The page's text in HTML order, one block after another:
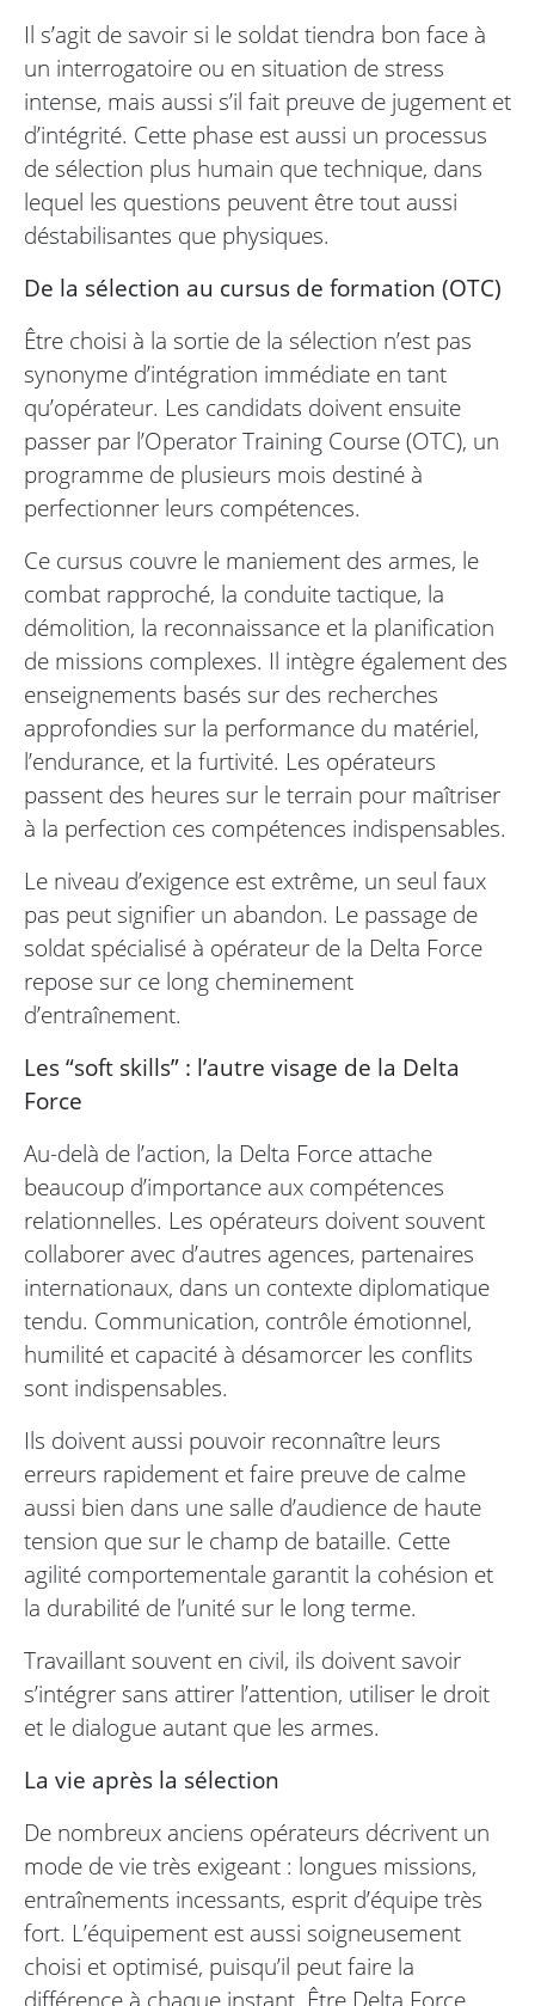
Il s’agit de savoir si le soldat tiendra bon face à
un interrogatoire ou en situation de stress
intense, mais aussi s’il fait preuve de jugement et
d’intégrité. Cette phase est aussi un processus
de sélection plus humain que technique, dans
lequel les questions peuvent être tout aussi
déstabilisantes que physiques.
De la sélection au cursus de formation (OTC)
Être choisi à la sortie de la sélection n’est pas
synonyme d’intégration immédiate en tant
qu’opérateur. Les candidats doivent ensuite
passer par l’Operator Training Course (OTC), un
programme de plusieurs mois destiné à
perfectionner leurs compétences.
Ce cursus couvre le maniement des armes, le
combat rapproché, la conduite tactique, la
démolition, la reconnaissance et la planification
de missions complexes. Il intègre également des
enseignements basés sur des recherches
approfondies sur la performance du matériel,
l’endurance, et la furtivité. Les opérateurs
passent des heures sur le terrain pour maîtriser
à la perfection ces compétences indispensables.
Le niveau d’exigence est extrême, un seul faux
pas peut signifier un abandon. Le passage de
soldat spécialisé à opérateur de la Delta Force
repose sur ce long cheminement
d’entraînement.
Les “soft skills” : l’autre visage de la Delta
Force
Au-delà de l’action, la Delta Force attache
beaucoup d’importance aux compétences
relationnelles. Les opérateurs doivent souvent
collaborer avec d’autres agences, partenaires
internationaux, dans un contexte diplomatique
tendu. Communication, contrôle émotionnel,
humilité et capacité à désamorcer les conflits
sont indispensables.
Ils doivent aussi pouvoir reconnaître leurs
erreurs rapidement et faire preuve de calme
aussi bien dans une salle d’audience de haute
tension que sur le champ de bataille. Cette
agilité comportementale garantit la cohésion et
la durabilité de l’unité sur le long terme.
Travaillant souvent en civil, ils doivent savoir
s’intégrer sans attirer l’attention, utiliser le droit
et le dialogue autant que les armes.
La vie après la sélection
De nombreux anciens opérateurs décrivent un
mode de vie très exigeant : longues missions,
entraînements incessants, esprit d’équipe très
fort. L’équipement est aussi soigneusement
choisi et optimisé, puisqu’il peut faire la